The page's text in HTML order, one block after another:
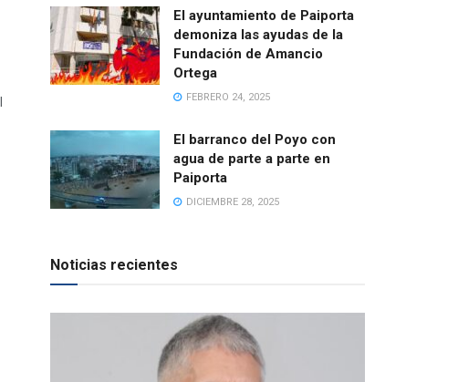
El ayuntamiento de Paiporta
demoniza las ayudas de la
Fundación de Amancio
Ortega
FEBRERO 24, 2025
El barranco del Poyo con
agua de parte a parte en
Paiporta
DICIEMBRE 28, 2025
Noticias recientes